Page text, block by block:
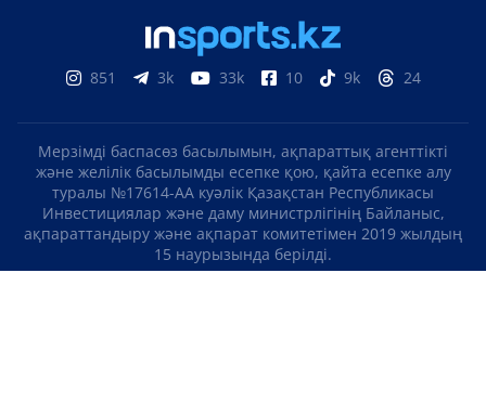
851 3k 33k 10 9k 24
Мерзімді баспасөз басылымын, ақпараттық агенттікті
және желілік басылымды есепке қою, қайта есепке алу
туралы №17614-АА куәлік Қазақстан Республикасы
Инвестициялар және даму министрлігінің Байланыс,
ақпараттандыру және ақпарат комитетімен 2019 жылдың
15 наурызында берілді.